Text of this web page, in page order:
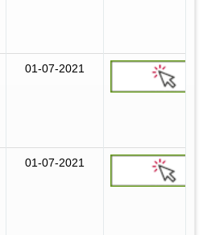
01-07-2021
01-07-2021